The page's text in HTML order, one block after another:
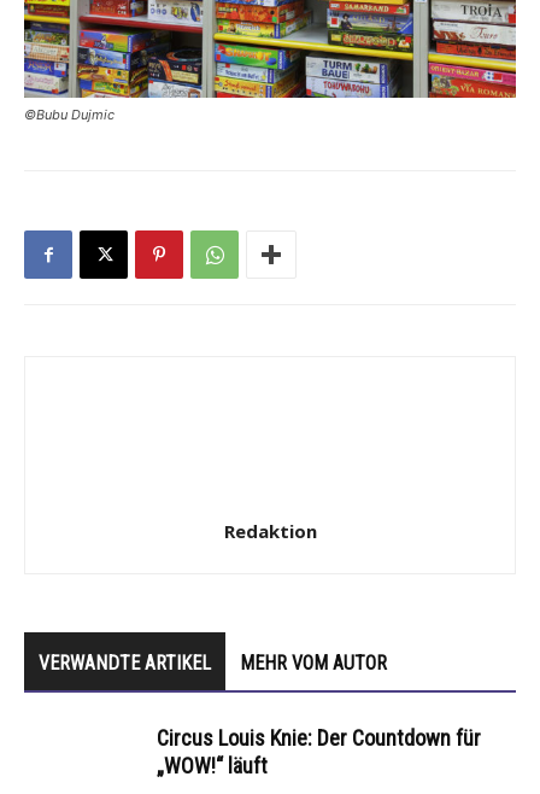
©Bubu Dujmic
Redaktion
VERWANDTE ARTIKEL MEHR VOM AUTOR
Circus Louis Knie: Der Countdown für
„WOW!“ läuft